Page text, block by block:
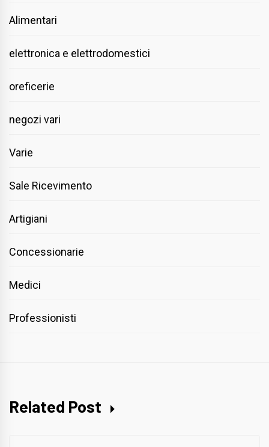
Alimentari
elettronica e elettrodomestici
oreficerie
negozi vari
Varie
Sale Ricevimento
Artigiani
Concessionarie
Medici
Professionisti
Related Post